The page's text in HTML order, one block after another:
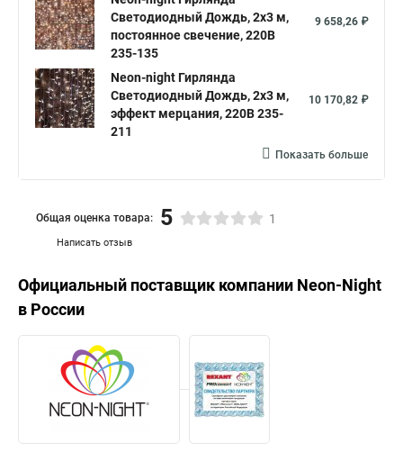
Светодиодный Дождь, 2х3 м,
постоянное свечение, 220В
235-135
9 658,26 ₽
Neon-night Гирлянда
Светодиодный Дождь, 2х3 м,
эффект мерцания, 220В 235-
211
10 170,82 ₽
Показать больше
Написать отзыв
Общая оценка товара: 5 1
Официальный поставщик компании Neon-Night
в России